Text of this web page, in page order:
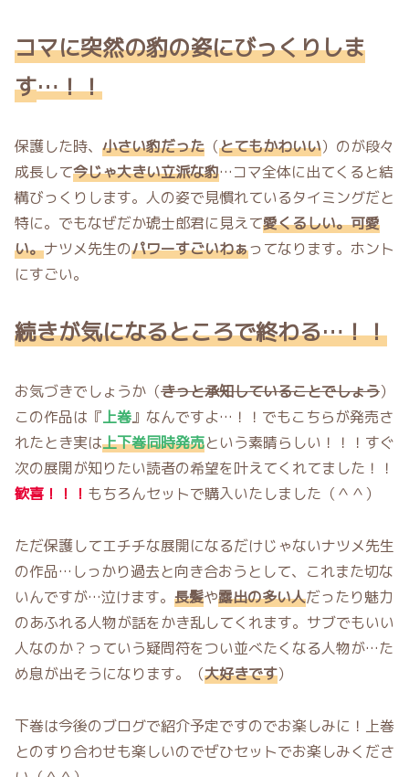
コマに突然の豹の姿にびっくりしま
す…！！
保護した時、 小さい豹だった （とてもかわいい）のが段々
成長して今じゃ大きい立派な豹…コマ全体に出てくると結
構びっくりします。人の姿で見慣れているタイミングだと
特に。でもなぜだか琥士郎君に見えて愛くるしい。可愛
い。ナツメ先生のパワーすごいわぁってなります。ホント
にすごい。
続きが気になるところで終わる…！！
お気づきでしょうか（きっと承知していることでしょう）
この作品は『上巻』なんですよ…！！でもこちらが発売さ
れたとき実は上下巻同時発売という素晴らしい！！！すぐ
次の展開が知りたい読者の希望を叶えてくれてました！！
歓喜！！！ もちろんセットで購入いたしました（＾＾）
ただ保護してエチチな展開になるだけじゃないナツメ先生
の作品…しっかり過去と向き合おうとして、これまた切な
いんですが…泣けます。 長髪や露出の多い人だったり魅力
のあふれる人物が話をかき乱してくれます。サブでもいい
人なのか？っていう疑問符をつい並べたくなる人物が…た
め息が出そうになります。（大好きです）
下巻は今後のブログで紹介予定ですのでお楽しみに！上巻
とのすり合わせも楽しいのでぜひセットでお楽しみくださ